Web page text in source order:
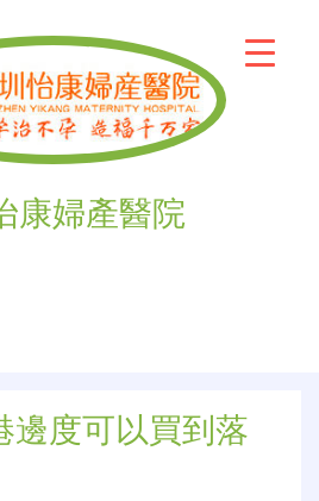
康婦產醫院
邊度可以買到落